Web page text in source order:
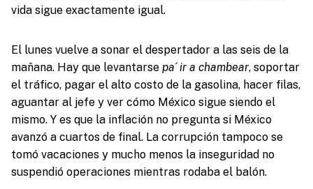
vida sigue exactamente igual.
El lunes vuelve a sonar el despertador a las seis de la
mañana. Hay que levantarse pa´ ir a chambear, soportar
el tráfico, pagar el alto costo de la gasolina, hacer filas,
aguantar al jefe y ver cómo México sigue siendo el
mismo. Y es que la inflación no pregunta si México
avanzó a cuartos de final. La corrupción tampoco se
tomó vacaciones y mucho menos la inseguridad no
suspendió operaciones mientras rodaba el balón.